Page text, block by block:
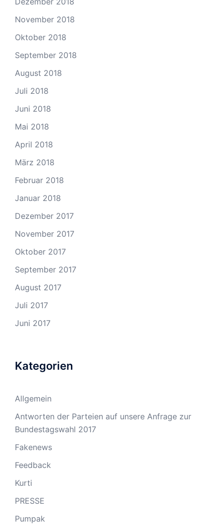
November 2018
Oktober 2018
September 2018
August 2018
Juli 2018
Juni 2018
Mai 2018
April 2018
März 2018
Februar 2018
Januar 2018
Dezember 2017
November 2017
Oktober 2017
September 2017
August 2017
Juli 2017
Juni 2017
Kategorien
Allgemein
Antworten der Parteien auf unsere Anfrage zur
Bundestagswahl 2017
Fakenews
Feedback
Kurti
PRESSE
Pumpak